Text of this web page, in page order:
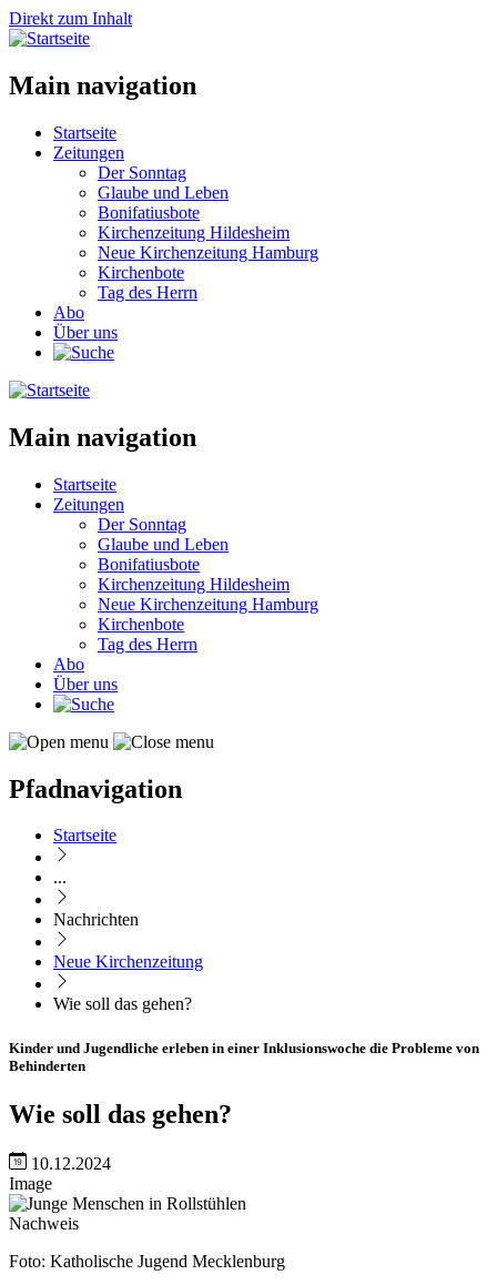
Direkt zum Inhalt
Main navigation
Startseite
Zeitungen
Der Sonntag
Glaube und Leben
Bonifatiusbote
Kirchenzeitung Hildesheim
Neue Kirchenzeitung Hamburg
Kirchenbote
Tag des Herrn
Abo
Über uns
Main navigation
Startseite
Zeitungen
Der Sonntag
Glaube und Leben
Bonifatiusbote
Kirchenzeitung Hildesheim
Neue Kirchenzeitung Hamburg
Kirchenbote
Tag des Herrn
Abo
Über uns
Pfadnavigation
Startseite
...
Nachrichten
Neue Kirchenzeitung
Wie soll das gehen?
Kinder und Jugendliche erleben in einer Inklusionswoche die Probleme von
Behinderten
Wie soll das gehen?
10.12.2024
Image
Nachweis
Foto: Katholische Jugend Mecklenburg